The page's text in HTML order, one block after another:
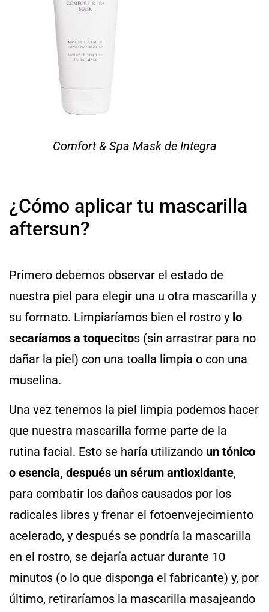
Comfort & Spa Mask de Integra
¿Cómo aplicar tu mascarilla
aftersun?
Primero debemos observar el estado de
nuestra piel para elegir una u otra mascarilla y
su formato. Limpiaríamos bien el rostro y lo
secaríamos a toquecitos (sin arrastrar para no
dañar la piel) con una toalla limpia o con una
muselina.
Una vez tenemos la piel limpia podemos hacer
que nuestra mascarilla forme parte de la
rutina facial. Esto se haría utilizando un tónico
o esencia, después un sérum antioxidante,
para combatir los daños causados por los
radicales libres y frenar el fotoenvejecimiento
acelerado, y después se pondría la mascarilla
en el rostro, se dejaría actuar durante 10
minutos (o lo que disponga el fabricante) y, por
último, retiraríamos la mascarilla masajeando